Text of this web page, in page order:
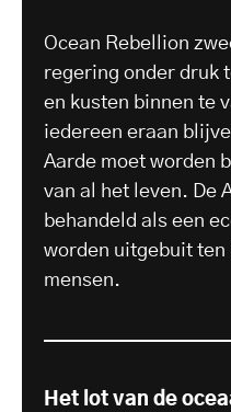
Ocean Rebellion
regering onder druk
en kusten binnen te
iedereen eraan
Aarde moet worden
van al het leven. De
behandeld als een
worden uitgebuit ten
mensen.
Het lot van de